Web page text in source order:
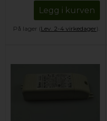
Legg i kurven
På lager (Lev. 2-4 virkedager).